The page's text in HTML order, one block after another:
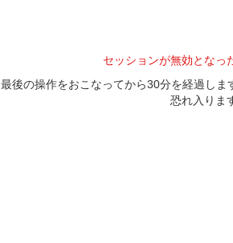
セッションが無効となっ
最後の操作をおこなってから30分を経過し
恐れ入りま